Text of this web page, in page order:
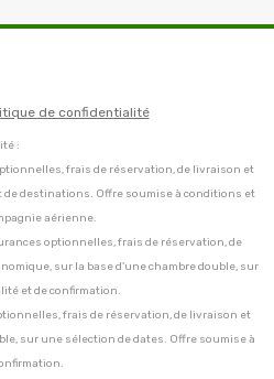
de confidentialité
:
frais de réservation, de livraison et
destinations. Offre soumise à conditions et
aérienne.
optionnelles, frais de réservation, de
sur la base d'une chambre double, sur
et de confirmation.
frais de réservation, de livraison et
sur une sélection de dates. Offre soumise à